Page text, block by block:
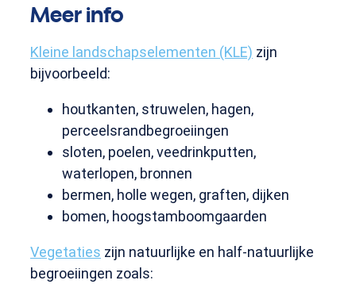
Meer info
Kleine landschapselementen (KLE) zijn
bijvoorbeeld:
houtkanten, struwelen, hagen,
perceelsrandbegroeiingen
sloten, poelen, veedrinkputten,
waterlopen, bronnen
bermen, holle wegen, graften, dijken
bomen, hoogstamboomgaarden
Vegetaties zijn natuurlijke en half-natuurlijke
begroeiingen zoals: